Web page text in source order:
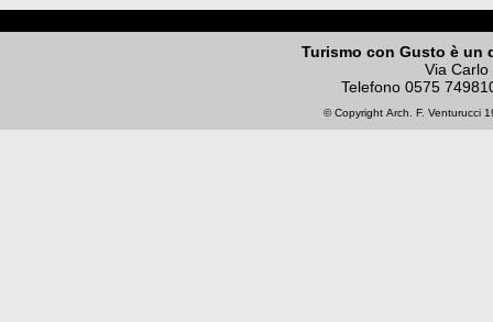
Turismo con Gusto è un
Via
Telefono 0575
© Copyright Arch. F. Venturucci